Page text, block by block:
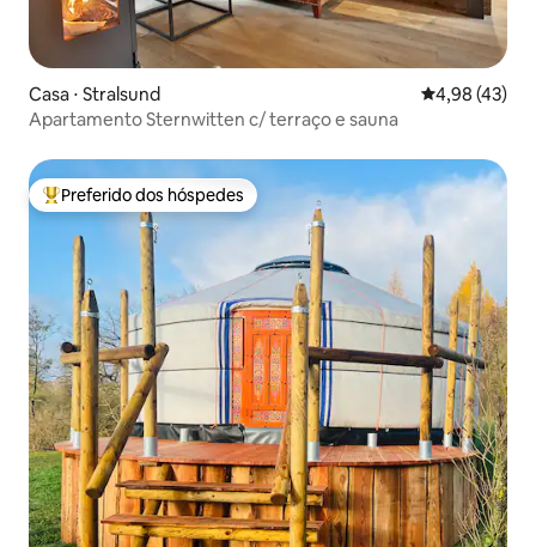
Casa ⋅ Stralsund 4,98 de uma
4,98 (43)
Apartamento Sternwitten c/ terraço e sauna
Entre os melhores preferidos dos hóspedes
Preferido dos hóspedes